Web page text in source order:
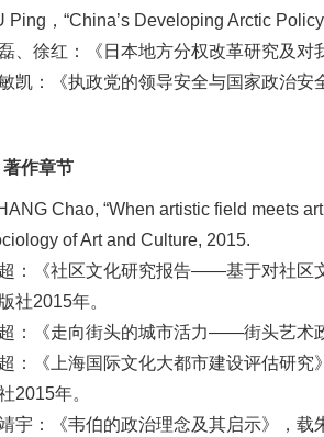
Ping，“China’s Developing Arctic
、徐红：《日本地方分权改革研究及对
凯：《执政党的领导安全与国家政治安
著作章节
Chao, “When artistic field meets
of Art and Culture, 2015.
：《社区文化研究报告——基于对社区
社2015年。
：《走向街头的城市活力——街头艺术
：《上海国际文化大都市建设评估研究
2015年。
宇：《韦伯的政治理念及其启示》，